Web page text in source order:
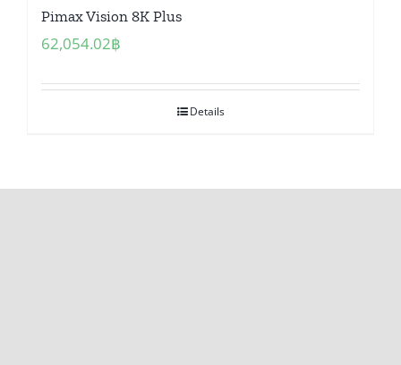
Pimax Vision 8K Plus
62,054.02฿
Details